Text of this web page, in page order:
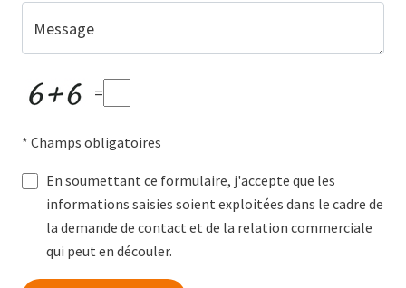
Message
=
* Champs obligatoires
En soumettant ce formulaire, j'accepte que les
informations saisies soient exploitées dans le cadre de
la demande de contact et de la relation commerciale
qui peut en découler.